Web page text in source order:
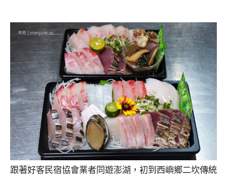
跟著好客民宿協會業者同遊澎湖，初到西嶼鄉二坎傳統